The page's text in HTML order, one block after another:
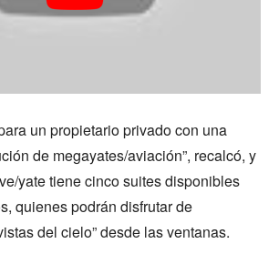
un propietario privado con una
de megayates/aviación”, recalcó, y
yate tiene cinco suites disponibles
quienes podrán disfrutar de
del cielo” desde las ventanas.